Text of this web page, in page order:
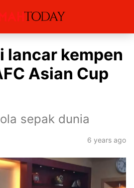
lancar kempen
Asian Cup
sepak dunia
6 years ago